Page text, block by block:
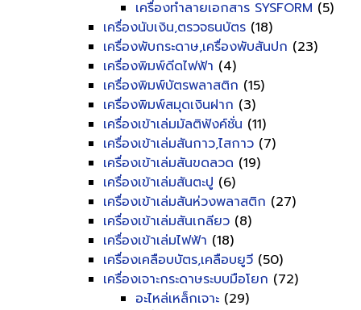
เครื่องทำลายเอกสาร SYSFORM (5)
เครื่องนับเงิน,ตรวจธนบัตร (18)
เครื่องพับกระดาษ,เครื่องพับสันปก (23)
เครื่องพิมพ์ดีดไฟฟ้า (4)
เครื่องพิมพ์บัตรพลาสติก (15)
เครื่องพิมพ์สมุดเงินฝาก (3)
เครื่องเข้าเล่มมัลติฟังค์ชั่น (11)
เครื่องเข้าเล่มสันกาว,ไสกาว (7)
เครื่องเข้าเล่มสันขดลวด (19)
เครื่องเข้าเล่มสันตะปู (6)
เครื่องเข้าเล่มสันห่วงพลาสติก (27)
เครื่องเข้าเล่มสันเกลียว (8)
เครื่องเข้าเล่มไฟฟ้า (18)
เครื่องเคลือบบัตร,เคลือบยูวี (50)
เครื่องเจาะกระดาษระบบมือโยก (72)
อะไหล่เหล็กเจาะ (29)